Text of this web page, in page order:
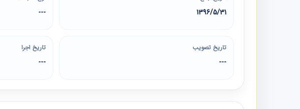
1396/5/31
---
تاریخ تصویب
---
تاریخ اجرا
---